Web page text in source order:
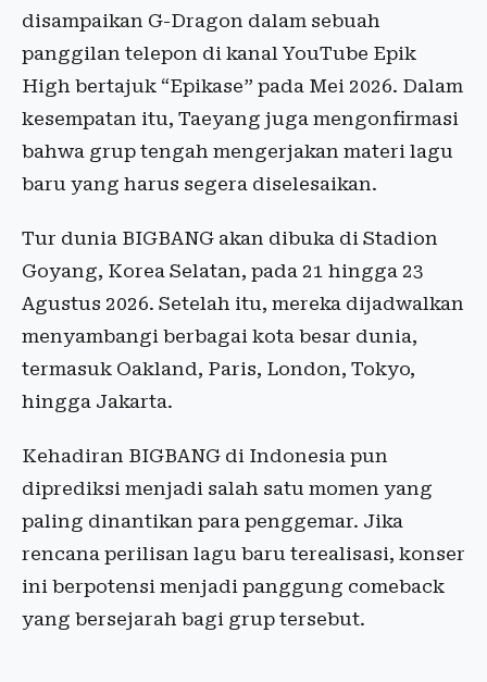
disampaikan G-Dragon dalam sebuah
panggilan telepon di kanal YouTube Epik
High bertajuk “Epikase” pada Mei 2026. Dalam
kesempatan itu, Taeyang juga mengonfirmasi
bahwa grup tengah mengerjakan materi lagu
baru yang harus segera diselesaikan.
Tur dunia BIGBANG akan dibuka di Stadion
Goyang, Korea Selatan, pada 21 hingga 23
Agustus 2026. Setelah itu, mereka dijadwalkan
menyambangi berbagai kota besar dunia,
termasuk Oakland, Paris, London, Tokyo,
hingga Jakarta.
Kehadiran BIGBANG di Indonesia pun
diprediksi menjadi salah satu momen yang
paling dinantikan para penggemar. Jika
rencana perilisan lagu baru terealisasi, konser
ini berpotensi menjadi panggung comeback
yang bersejarah bagi grup tersebut.